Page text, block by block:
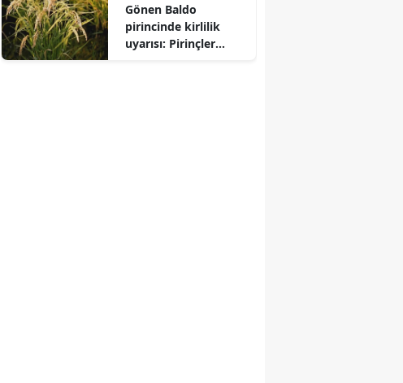
Gönen Baldo
pirincinde kirlilik
uyarısı: Pirinçler